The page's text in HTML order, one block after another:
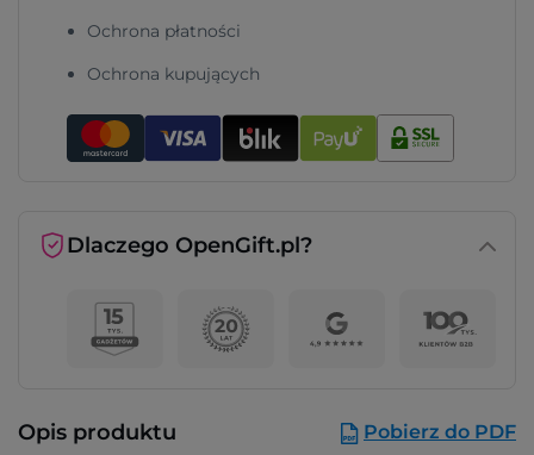
Ochrona płatności
Ochrona kupujących
Dlaczego OpenGift.pl?
Opis produktu Pobierz do PDF